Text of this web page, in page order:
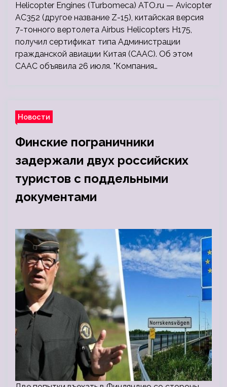
Helicopter Engines (Turbomeca) ATO.ru — Avicopter
AC352 (другое название Z-15), китайская версия
7-тонного вертолета Airbus Helicopters H175,
получил сертификат типа Администрации
гражданской авиации Китая (СААС). Об этом
СААС объявила 26 июля. "Компания…
Новости
Финские пограничники
задержали двух российских
туристов с поддельными
документами